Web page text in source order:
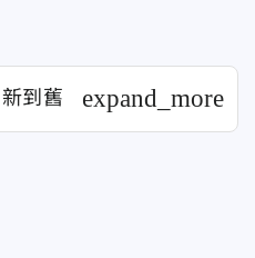
到舊 expand_more